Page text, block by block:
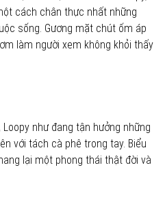
cách chân thực nhất những
sống. Gương mặt chút ốm áp
làm người xem không khỏi thấy
Loopy như đang tận hưởng những
với tách cà phê trong tay. Biểu
lại một phong thái thật đời và